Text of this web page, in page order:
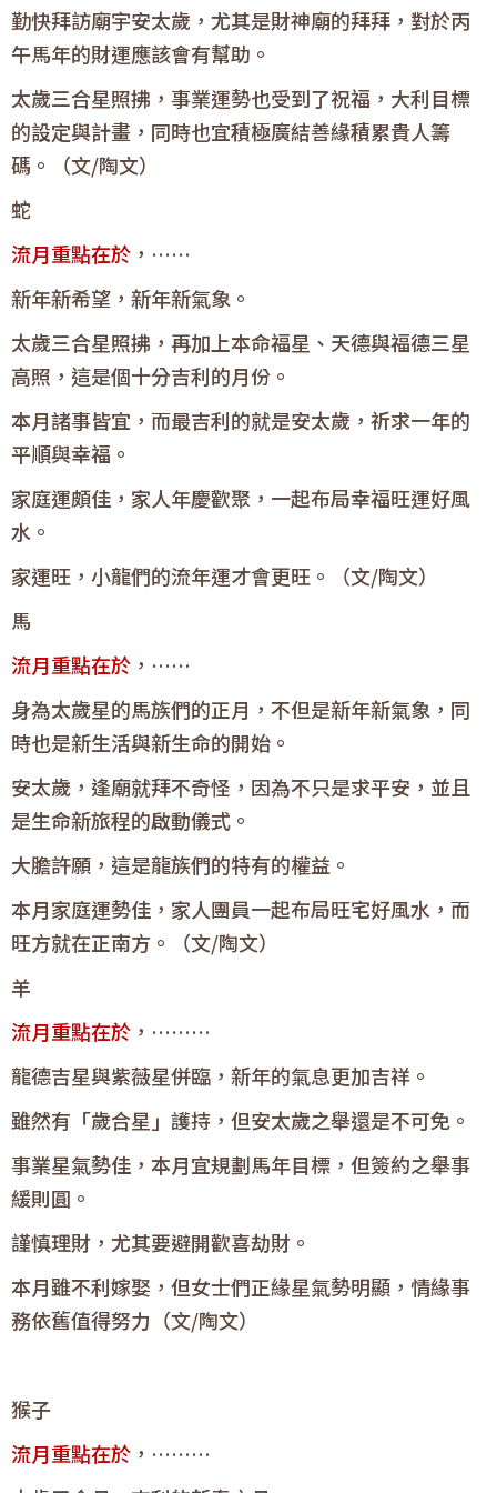
勤快拜訪廟宇安太歲，尤其是財神廟的拜拜，對於丙
午馬年的財運應該會有幫助。
太歲三合星照拂，事業運勢也受到了祝福，大利目標
的設定與計畫，同時也宜積極廣結善緣積累貴人籌
碼。（文/陶文）
蛇
流月重點在於 ，……
新年新希望，新年新氣象。
太歲三合星照拂，再加上本命福星、天德與福德三星
高照，這是個十分吉利的月份。
本月諸事皆宜，而最吉利的就是安太歲，祈求一年的
平順與幸福。
家庭運頗佳，家人年慶歡聚，一起布局幸福旺運好風
水。
家運旺，小龍們的流年運才會更旺。（文/陶文）
馬
流月重點在於 ，……
身為太歲星的馬族們的正月，不但是新年新氣象，同
時也是新生活與新生命的開始。
安太歲，逢廟就拜不奇怪，因為不只是求平安，並且
是生命新旅程的啟動儀式。
大膽許願，這是龍族們的特有的權益。
本月家庭運勢佳，家人團員一起布局旺宅好風水，而
旺方就在正南方。（文/陶文）
羊
流月重點在於 ，………
龍德吉星與紫薇星併臨，新年的氣息更加吉祥。
雖然有「歲合星」護持，但安太歲之舉還是不可免。
事業星氣勢佳，本月宜規劃馬年目標，但簽約之舉事
緩則圓。
謹慎理財，尤其要避開歡喜劫財。
本月雖不利嫁娶，但女士們正緣星氣勢明顯，情緣事
務依舊值得努力（文/陶文）
猴子
流月重點在於 ，………